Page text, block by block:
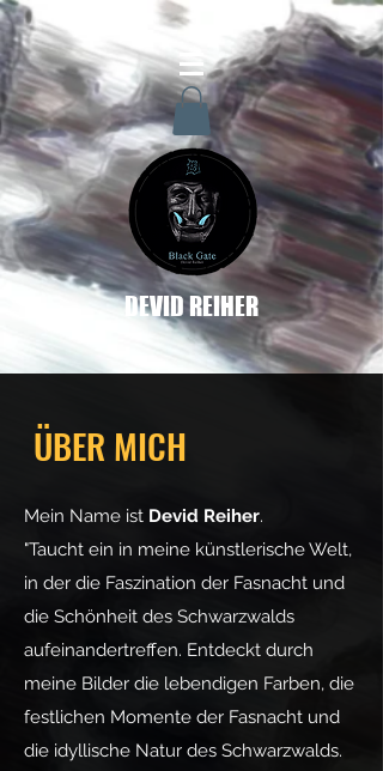
DEVID REIHER
ÜBER MICH
Mein Name ist Devid Reiher.
"Taucht ein in meine künstlerische Welt,
in der die Faszination der Fasnacht und
die Schönheit des Schwarzwalds
aufeinandertreffen. Entdeckt durch
meine Bilder die lebendigen Farben, die
festlichen Momente der Fasnacht und
die idyllische Natur des Schwarzwalds.